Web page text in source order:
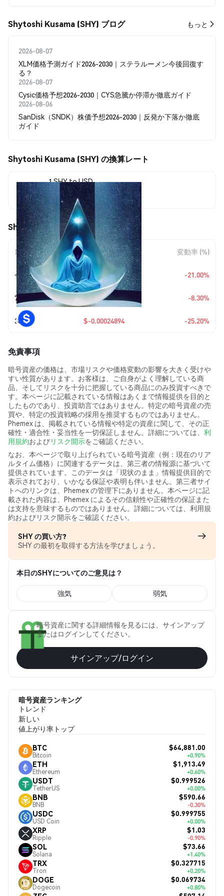
Shytoshi Kusama (SHY) ブログ もっと
2026-08-07
XLM価格予測ガイド2026-2030｜ステラルーメン今後回復す
る？
2026-08-07
Cysic価格予想2026-2030｜CYS急騰か停滞か徹底ガイド
2026-08-06
SanDisk（SNDK）株価予想2026-2030｜反発か下落か徹底
ガイド
Shytoshi Kusama (SHY) の換算レート
1 SHY to USD
$0.00073893
Shytoshi Kusama (SHY) の価格変動
期間 金額変動 変動率 (%)
今日 $-0.00019642 -21.00%
7日 $-0.00006688 -8.30%
30日 $-0.00024894 -25.20%
免責事項
暗号資産の価格は、市場リスクや価格変動の影響を大きく受けや
すい性質があります。お客様は、ご自身がよく理解している商
品、そしてリスクを十分に把握している商品にのみ投資すべきで
す。本ページに記載されている情報はあくまで情報提供を目的と
したものであり、投資助言ではありません。特定の暗号資産の売
買や、特定の投資戦略の採用を推奨するものではありません。
Phemex は、掲載されている情報や特定の資産に関して、その正
確性・適合性・妥当性を一切保証しません。詳細については、 利
用規約およびリスク開示をご確認ください。
なお、本ページで取り上げられている暗号資産（例：現在のリア
ルタイム価格）に関連するデータは、第三者の情報源に基づいて
提供されています。このデータは「現状のまま」情報提供目的で
表示されており、いかなる保証や表明も伴いません。第三者サイ
トへのリンクは、Phemex の管理下にありません。本ページに記
載された内容は、Phemex によるその信頼性や正確性の保証また
は支持を意味するものではありません。詳細については、利用規
約およびリスク開示をご確認ください。
SHY の買い方?
SHY の最初を取得する方法を学びましょう。
本日のSHYについてのご意見は？
強気 弱気
暗号資産に関する詳細情報を見るには、サインアップ
またはログインしてください。
サインアップ/ログイン
暗号資産ランキング
トレンド
新しい
値上がり率トップ
BTC
Bitcoin
$64,881.00
+0.90%
ETH
Ethereum
$1,913.49
+0.60%
USDT
TetherUS
$0.999526
+0.00%
BNB
BNB
$590.66
-0.30%
USDC
USD Coin
$0.999755
+0.00%
XRP
Ripple
$1.03
-0.90%
SOL
Solana
$73.66
+1.40%
TRX
Tron
$0.327715
+0.20%
DOGE
Dogecoin
$0.069734
+0.80%